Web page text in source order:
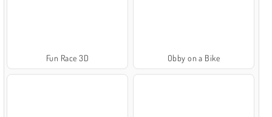
Fun Race 3D Obby on a Bike